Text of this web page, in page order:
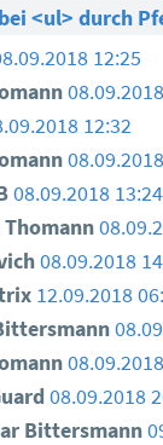
<ul> durch
12:25
12:32
08.09.2018 13:24
Thomann
08.09.2018
12.09.2018
08.09.2018
Bittersmann